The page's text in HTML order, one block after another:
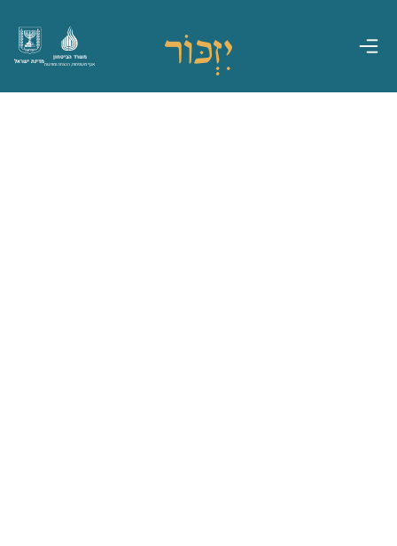
מדינת ישראל
משרד הביטחון
אגף משפחות, הנצחה ומורשת